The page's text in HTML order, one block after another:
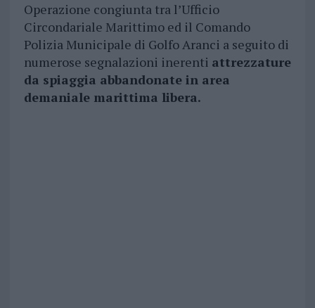
Operazione congiunta tra l’Ufficio
Circondariale Marittimo ed il Comando
Polizia Municipale di Golfo Aranci a seguito di
numerose segnalazioni inerenti attrezzature
da spiaggia abbandonate in area
demaniale marittima libera.